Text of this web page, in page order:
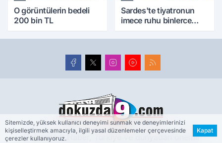
O görüntülerin bedeli
200 bin TL
Sardes'te tiyatronun
imece ruhu binlerce
Dokuzda 9 Haber, Türkiye ve dünyadan önemli
Sitemizde, yüksek kullanıcı deneyimi sunmak ve deneyimlerinizi
kişiselleştirmek amacıyla, ilgili yasal düzenlemeler çerçevesinde
çerezler kullanıyoruz.
Kapat